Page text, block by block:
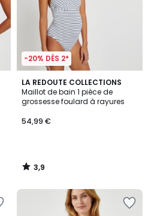
-20% DÈS 2*
LA REDOUTE COLLECTIONS
Maillot de bain 1 pièce de
grossesse foulard à rayures
54,99 €
3,9
/ 5
3,9
/